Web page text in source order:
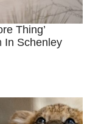
Thing’
In Schenley